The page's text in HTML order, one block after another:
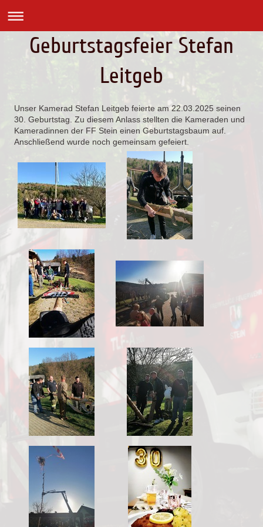
Geburtstagsfeier Stefan
Leitgeb
Unser Kamerad Stefan Leitgeb feierte am 22.03.2025 seinen
30. Geburtstag. Zu diesem Anlass stellten die Kameraden und
Kameradinnen der FF Stein einen Geburtstagsbaum auf.
Anschließend wurde noch gemeinsam gefeiert.